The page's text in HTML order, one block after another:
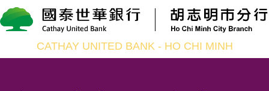
CATHAY UNITED BANK - HO CHI MINH